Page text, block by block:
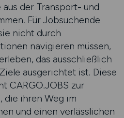
der Transport- und
Für Jobsuchende
nicht durch
navigieren müssen,
das ausschließlich
ausgerichtet ist. Diese
CARGO.JOBS zur
die ihren Weg im
und einen verlässlichen